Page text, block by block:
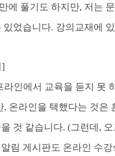
에 풀기도 하지만, 저는
있었습니다. 강의교재에
]
라인에서 교육을 듣지 못
, 온라인을 택했다는 것은
을 것 같습니다. (그런데,
림 게시판도 온라인 수